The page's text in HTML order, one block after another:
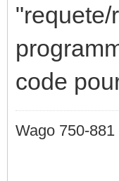
code
Wago 750-881